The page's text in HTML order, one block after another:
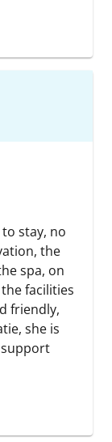
stay, no
the
spa, on
facilities
friendly,
she is
support